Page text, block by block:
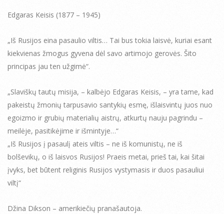
Edgaras Keisis (1877 – 1945)
„Iš Rusijos eina pasaulio viltis… Tai bus tokia laisvė, kuriai esant
kiekvienas žmogus gyvena dėl savo artimojo gerovės. Šito
principas jau ten užgimė“.
„Slaviškų tautų misija, – kalbėjo Edgaras Keisis, – yra tame, kad
pakeistų žmonių tarpusavio santykių esmę, išlaisvintų juos nuo
egoizmo ir grubių materialių aistrų, atkurtų nauju pagrindu –
meilėje, pasitikėjime ir išmintyje…“
„Iš Rusijos į pasaulį ateis viltis – ne iš komunistų, ne iš
bolševikų, o iš laisvos Rusijos! Praeis metai, prieš tai, kai šitai
įvyks, bet būtent religinis Rusijos vystymasis ir duos pasauliui
viltį“
Džina Dikson – amerikiečių pranašautoja.